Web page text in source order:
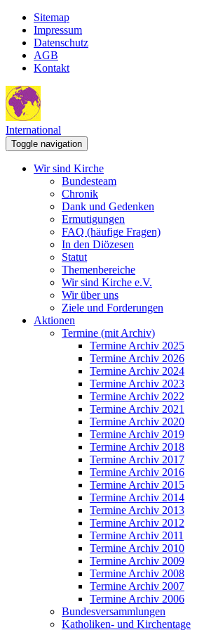
Sitemap
Impressum
Datenschutz
AGB
Kontakt
International
Toggle navigation
Wir sind Kirche
Bundesteam
Chronik
Dank und Gedenken
Ermutigungen
FAQ (häufige Fragen)
In den Diözesen
Statut
Themenbereiche
Wir sind Kirche e.V.
Wir über uns
Ziele und Forderungen
Aktionen
Termine (mit Archiv)
Termine Archiv 2025
Termine Archiv 2026
Termine Archiv 2024
Termine Archiv 2023
Termine Archiv 2022
Termine Archiv 2021
Termine Archiv 2020
Termine Archiv 2019
Termine Archiv 2018
Termine Archiv 2017
Termine Archiv 2016
Termine Archiv 2015
Termine Archiv 2014
Termine Archiv 2013
Termine Archiv 2012
Termine Archiv 2011
Termine Archiv 2010
Termine Archiv 2009
Termine Archiv 2008
Termine Archiv 2007
Termine Archiv 2006
Bundesversammlungen
Katholiken- und Kirchentage